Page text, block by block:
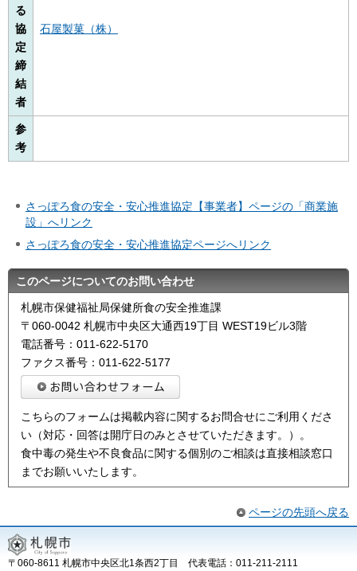
る
協
定
締
結
者
石屋製菓（株）
参
考
さっぽろ食の安全・安心推進協定【事業者】ページの「商業施
設」へリンク
さっぽろ食の安全・安心推進協定ページへリンク
このページについてのお問い合わせ
札幌市保健福祉局保健所食の安全推進課
〒060-0042 札幌市中央区大通西19丁目 WEST19ビル3階
電話番号：011-622-5170
ファクス番号：011-622-5177
こちらのフォームは掲載内容に関するお問合せにご利用くださ
い（対応・回答は開庁日のみとさせていただきます。）。
食中毒の発生や不良食品に関する個別のご相談は直接相談窓口
までお願いいたします。
ページの先頭へ戻る
〒060-8611 札幌市中央区北1条西2丁目 代表電話：011-211-2111